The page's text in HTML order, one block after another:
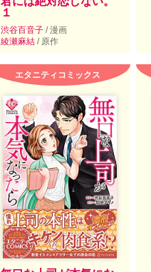
１
渋谷百音子 / 漫画
綾瀬麻結 / 原作
エタニティコミックス